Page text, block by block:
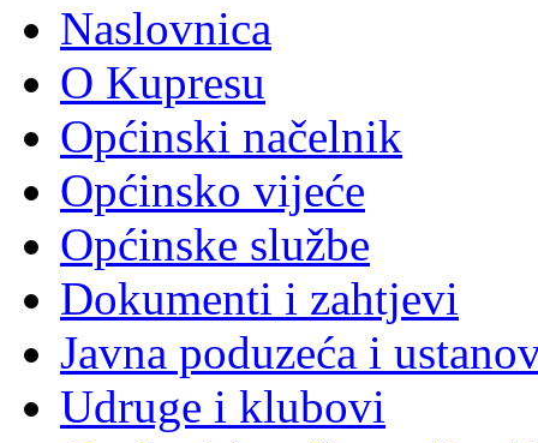
Naslovnica
O Kupresu
Općinski načelnik
Općinsko vijeće
Općinske službe
Dokumenti i zahtjevi
Javna poduzeća i
Udruge i klubovi